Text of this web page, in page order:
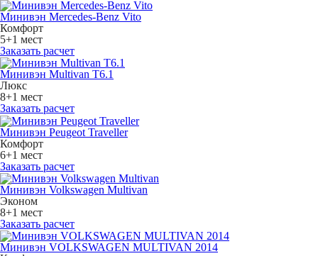
Минивэн Mercedes-Benz Vito
Комфорт
5+1 мест
Заказать расчет
Минивэн Multivan Т6.1
Люкс
8+1 мест
Заказать расчет
Минивэн Peugeot Traveller
Комфорт
6+1 мест
Заказать расчет
Минивэн Volkswagen Multivan
Эконом
8+1 мест
Заказать расчет
Минивэн VOLKSWAGEN MULTIVAN 2014